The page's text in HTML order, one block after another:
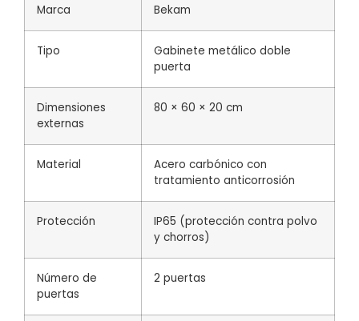
Marca Bekam
Tipo
Gabinete metálico doble
puerta
Dimensiones
externas
80 × 60 × 20 cm
Material
Acero carbónico con
tratamiento anticorrosión
Protección
IP65 (protección contra polvo
y chorros)
Número de
puertas
2 puertas